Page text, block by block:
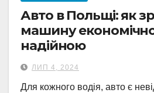
Авто в Польщі: як
машину
надійною
ЛИП 4, 2024
Для кожного водія, авто є